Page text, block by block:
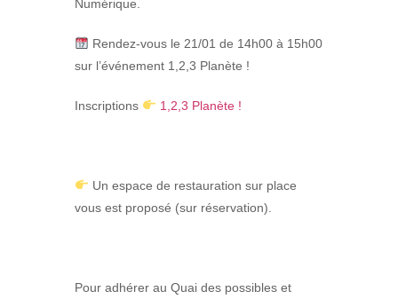
Numérique.
Rendez-vous le 21/01 de 14h00 à 15h00
sur l’événement 1,2,3 Planète !
Inscriptions 1,2,3 Planète !
Un espace de restauration sur place
vous est proposé (sur réservation).
Pour adhérer au Quai des possibles et